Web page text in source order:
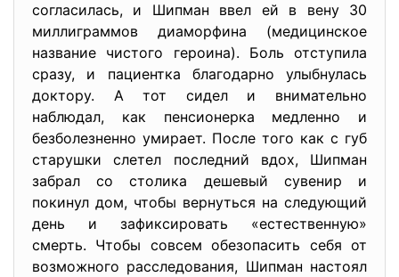
согласилась, и Шипман ввел ей в вену 30
миллиграммов диаморфина (медицинское
название чистого героина). Боль отступила
сразу, и пациентка благодарно улыбнулась
доктору. А тот сидел и внимательно
наблюдал, как пенсионерка медленно и
безболезненно умирает. После того как с губ
старушки слетел последний вдох, Шипман
забрал со столика дешевый сувенир и
покинул дом, чтобы вернуться на следующий
день и зафиксировать «естественную»
смерть. Чтобы совсем обезопасить себя от
возможного расследования, Шипман настоял